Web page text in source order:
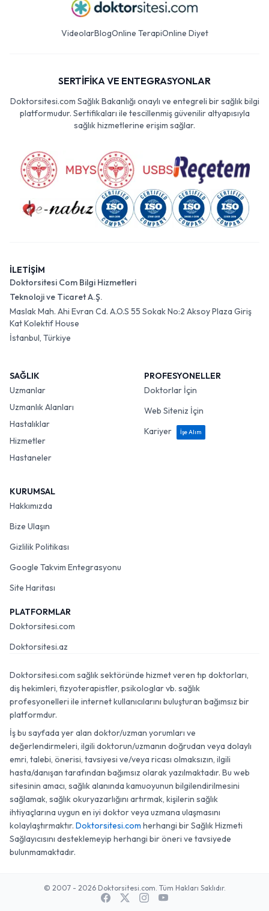
VideolarBlogOnline TerapiOnline Diyet
SERTİFİKA VE ENTEGRASYONLAR
Doktorsitesi.com Sağlık Bakanlığı onaylı ve entegreli bir sağlık bilgi
platformudur. Sertifikaları ile tescillenmiş güvenilir altyapısıyla
sağlık hizmetlerine erişim sağlar.
İLETİŞİM
Doktorsitesi Com Bilgi Hizmetleri
Teknoloji ve Ticaret A.Ş.
Maslak Mah. Ahi Evran Cd. A.O.S 55 Sokak No:2 Aksoy Plaza Giriş
Kat Kolektif House
İstanbul, Türkiye
SAĞLIK
Uzmanlar
Uzmanlık Alanları
Hastalıklar
Hizmetler
Hastaneler
PROFESYONELLER
Doktorlar İçin
Web Siteniz İçin
Kariyer
İşe Alım
KURUMSAL
Hakkımızda
Bize Ulaşın
Gizlilik Politikası
Google Takvim Entegrasyonu
Site Haritası
PLATFORMLAR
Doktorsitesi.com
Doktorsitesi.az
Doktorsitesi.com sağlık sektöründe hizmet veren tıp doktorları,
diş hekimleri, fizyoterapistler, psikologlar vb. sağlık
profesyonelleri ile internet kullanıcılarını buluşturan bağımsız bir
platformdur.
İş bu sayfada yer alan doktor/uzman yorumları ve
değerlendirmeleri, ilgili doktorun/uzmanın doğrudan veya dolaylı
emri, talebi, önerisi, tavsiyesi ve/veya ricası olmaksızın, ilgili
hasta/danışan tarafından bağımsız olarak yazılmaktadır. Bu web
sitesinin amacı, sağlık alanında kamuoyunun bilgilendirilmesini
sağlamak, sağlık okuryazarlığını artırmak, kişilerin sağlık
ihtiyaçlarına uygun en iyi doktor veya uzmana ulaşmasını
kolaylaştırmaktır. Doktorsitesi.com herhangi bir Sağlık Hizmeti
Sağlayıcısını desteklemeyip herhangi bir öneri ve tavsiyede
bulunmamaktadır.
© 2007 - 2026 Doktorsitesi.com. Tüm Hakları Saklıdır.